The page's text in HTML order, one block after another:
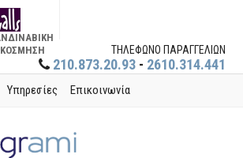
ΤΗΛΕΦΩΝΟ ΠΑΡΑΓΓΕΛΙΩΝ
210.873.20.93 - 2610.314.441
Υπηρεσίες Επικοινωνία